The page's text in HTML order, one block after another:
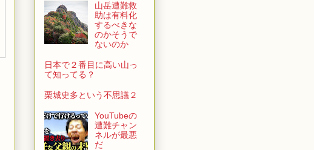
山岳遭難救
助は有料化
するべきな
のかそうで
ないのか
日本で２番目に高い山っ
て知ってる？
栗城史多という不思議２
YouTubeの
遭難チャン
ネルが最悪
だ